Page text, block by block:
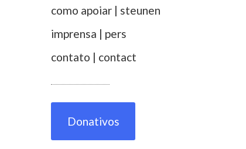
como apoiar | steunen
imprensa | pers
contato | contact
Donativos